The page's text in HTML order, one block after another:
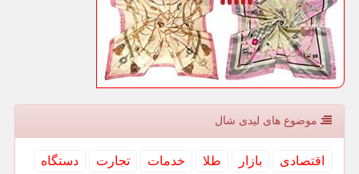
موضوع های لیدی شال
اقتصادی بازار طلا خدمات تجارت
دستگاه